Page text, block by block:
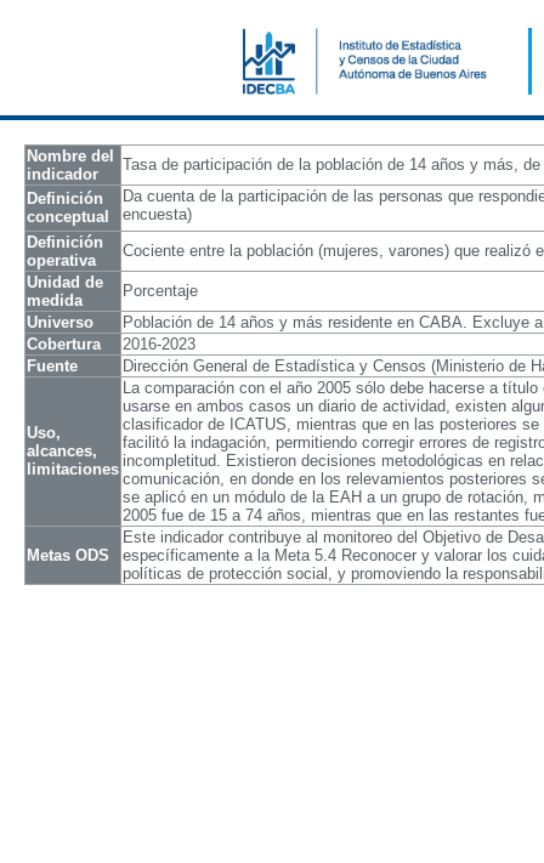
Nombre del
indicador
Tasa de participación de la población de 14 años y más,
Definición
conceptual
Da cuenta de la participación de las personas que
encuesta)
Definición
operativa
Cociente entre la población (mujeres, varones) que
Unidad de
medida
Porcentaje
Universo
Población de 14 años y más residente en CABA. Excluye
Cobertura
2016-2023
Fuente
Dirección General de Estadística y Censos (Ministerio de
Uso,
alcances,
limitaciones
La comparación con el año 2005 sólo debe hacerse a
usarse en ambos casos un diario de actividad, existen
clasificador de ICATUS, mientras que en las posteriores
facilitó la indagación, permitiendo corregir errores de
incompletitud. Existieron decisiones metodológicas en
comunicación, en donde en los relevamientos posteriores
se aplicó en un módulo de la EAH a un grupo de rotación,
2005 fue de 15 a 74 años, mientras que en las restantes
Metas ODS
Este indicador contribuye al monitoreo del Objetivo de
específicamente a la Meta 5.4 Reconocer y valorar los
políticas de protección social, y promoviendo la